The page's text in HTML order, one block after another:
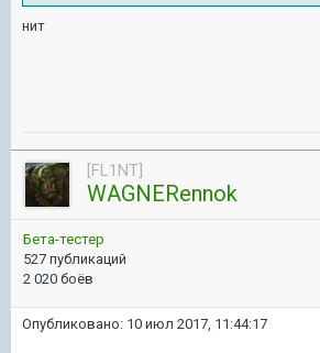
нит
[FL1NT]
WAGNERennok
Бета-тестер
527 публикаций
2 020 боёв
Опубликовано: 10 июл 2017, 11:44:17